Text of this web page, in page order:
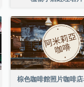
棕色咖啡館照片咖啡